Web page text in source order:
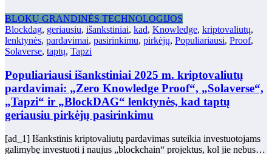
BLOKŲ GRANDINĖS TECHNOLOGIJOS
Blockdag, geriausiu, išankstiniai, kad, Knowledge, kriptovaliutų,
lenktynės, pardavimai, pasirinkimu, pirkėjų, Populiariausi, Proof,
Solaverse, taptų, Tapzi
Populiariausi išankstiniai 2025 m. kriptovaliutų
pardavimai: „Zero Knowledge Proof“, „Solaverse“,
„Tapzi“ ir „BlockDAG“ lenktynės, kad taptų
geriausiu pirkėjų pasirinkimu
[ad_1] Išankstinis kriptovaliutų pardavimas suteikia investuotojams
galimybę investuoti į naujus „blockchain“ projektus, kol jie nebus…